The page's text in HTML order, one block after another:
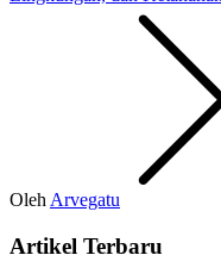
OlehArvegatu
Artikel Terbaru